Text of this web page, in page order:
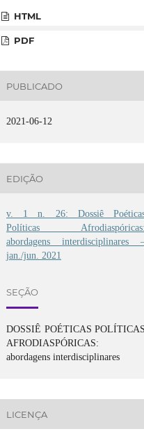
HTML
PDF
PUBLICADO
2021-06-12
EDIÇÃO
v. 1 n. 26: Dossiê
Políticas Afrodiaspóricas:
abordagens interdisciplinares
jan./jun. 2021
SEÇÃO
DOSSIÊ POÉTICAS POLÍTICAS
AFRODIASPÓRICAS:
abordagens interdisciplinares
LICENÇA